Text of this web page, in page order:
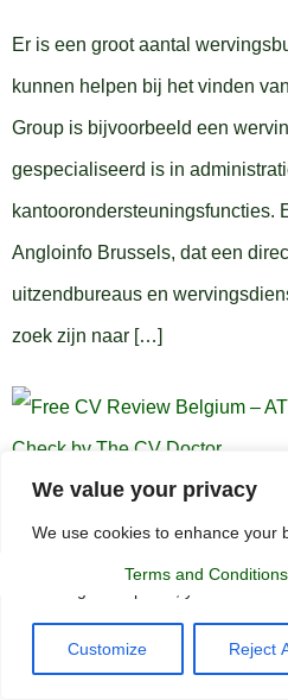
We value your privacy
We use cookies to enhance your
clicking "Accept All", you consent
Customize Reject
Er is een groot aantal
kunnen helpen bij het vinden
Group is bijvoorbeeld een
gespecialiseerd is in
kantoorondersteuningsfuncties.
Angloinfo Brussels, dat een
uitzendbureaus en
zoek zijn naar […]
Terms and Conditions